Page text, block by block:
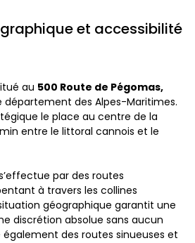
et accessibilité
au 500 Route de Pégomas,
département des Alpes-Maritimes.
le place au centre de la
entre le littoral cannois et le
par des routes
à travers les collines
géographique garantit une
discrétion absolue sans aucun
des routes sinueuses et